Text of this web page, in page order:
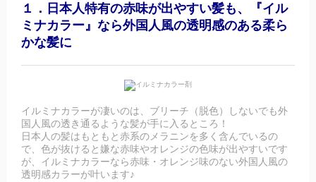
１．日本人特有の赤味が出やすい髪も、『イル
ミナカラー』なら外国人風の透明感のある柔ら
かな髪に
イルミナカラーが凄いのは、ブリーチ（脱色）しないでも外
国人風の透き通るような髪が手に入るところ！
日本人の髪はもともと赤系のメラニンを多く含んでいるの
で、色が抜けると嫌な赤味やオレンジの色味が出やすいです
が、イルミナカラーなら赤味・オレンジ味のない外国人風の
透明感カラーが叶います♪